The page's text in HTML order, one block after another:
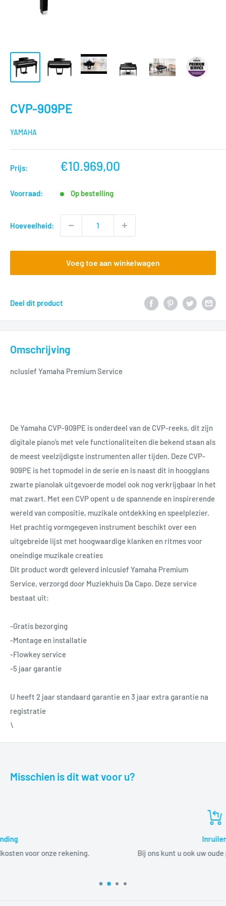
CVP-909PE
YAMAHA
Prijs:
nu
€10.969,00
Voorraad: Op bestelling
Hoeveelheid:
Voeg toe aan winkelwagen
Deel dit product
Omschrijving
nclusief Yamaha Premium Service
De Yamaha CVP-909PE is onderdeel van de CVP-reeks, dit zijn
digitale piano’s met vele functionaliteiten die bekend staan als
de meest veelzijdigste instrumenten aller tijden. Deze CVP-
909PE is het topmodel in de serie en is naast dit in hoogglans
zwarte pianolak uitgevoerde model ook nog verkrijgbaar in het
mat zwart. Met een CVP opent u de spannende en inspirerende
wereld van compositie, muzikale ontdekking en speelplezier.
Het prachtig vormgegeven instrument beschikt over een
uitgebreide lijst met hoogwaardige klanken en ritmes voor
oneindige muzikale creaties
Dit product wordt geleverd inlcusief Yamaha Premium
Service, verzorgd door Muziekhuis Da Capo. Deze service
bestaat uit:
-Gratis bezorging
-Montage en installatie
-Flowkey service
-5 jaar garantie
U heeft 2 jaar standaard garantie en 3 jaar extra garantie na
registratie
\
Misschien is dit wat voor u?
Bij ons kunt u ook uw oude product(en) inruilen.